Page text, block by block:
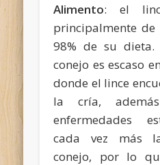
Alimento: el
principalmente de
98% de su dieta.
conejo es escaso
donde el lince
la cría,
enfermedades
cada vez más
conejo, por lo